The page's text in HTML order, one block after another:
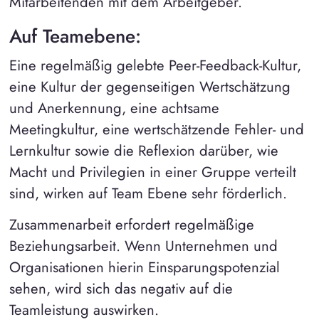
Auf Teamebene:
Eine regelmäßig gelebte Peer-Feedback-Kultur,
eine Kultur der gegenseitigen Wertschätzung
und Anerkennung, eine achtsame
Meetingkultur, eine wertschätzende Fehler- und
Lernkultur sowie die Reflexion darüber, wie
Macht und Privilegien in einer Gruppe verteilt
sind, wirken auf Team Ebene sehr förderlich.
Zusammenarbeit erfordert regelmäßige
Beziehungsarbeit. Wenn Unternehmen und
Organisationen hierin Einsparungspotenzial
sehen, wird sich das negativ auf die
Teamleistung auswirken.